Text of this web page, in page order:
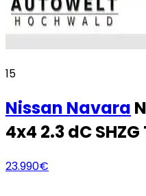
15
Nissan Navara
4x4 2.3 dC
23.990€